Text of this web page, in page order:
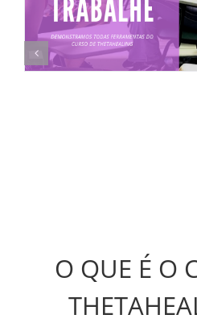
O QUE É O